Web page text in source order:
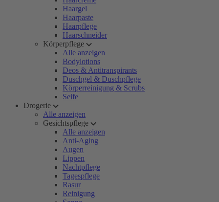
Haargel
Haarpaste
Haarpflege
Haarschneider
Körperpflege
Alle anzeigen
Bodylotions
Deos & Antitranspirants
Duschgel & Duschpflege
Körperreinigung & Scrubs
Seife
Drogerie
Alle anzeigen
Gesichtspflege
Alle anzeigen
Anti-Aging
Augen
Lippen
Nachtpflege
Tagespflege
Rasur
Reinigung